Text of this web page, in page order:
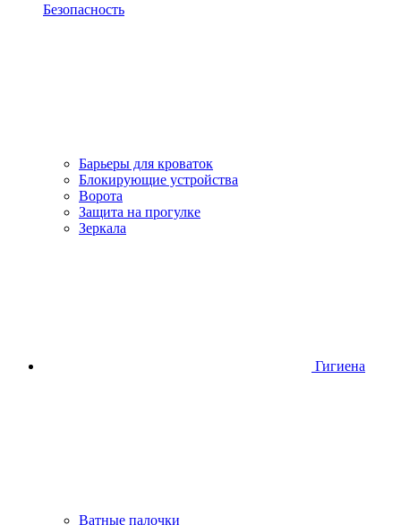
Безопасность
Барьеры для кроваток
Блокирующие устройства
Ворота
Защита на прогулке
Зеркала
Гигиена
Ватные палочки